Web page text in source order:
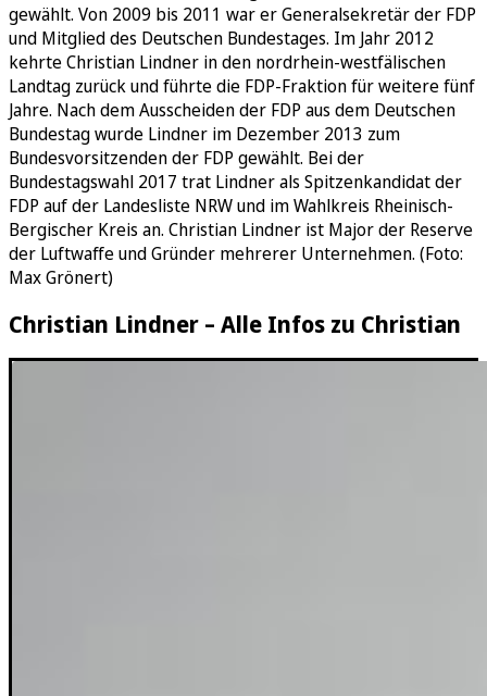
gewählt. Von 2009 bis 2011 war er Generalsekretär der FDP
und Mitglied des Deutschen Bundestages. Im Jahr 2012
kehrte Christian Lindner in den nordrhein-westfälischen
Landtag zurück und führte die FDP-Fraktion für weitere fünf
Jahre. Nach dem Ausscheiden der FDP aus dem Deutschen
Bundestag wurde Lindner im Dezember 2013 zum
Bundesvorsitzenden der FDP gewählt. Bei der
Bundestagswahl 2017 trat Lindner als Spitzenkandidat der
FDP auf der Landesliste NRW und im Wahlkreis Rheinisch-
Bergischer Kreis an. Christian Lindner ist Major der Reserve
der Luftwaffe und Gründer mehrerer Unternehmen. (Foto:
Max Grönert)
Christian Lindner – Alle Infos zu Christian